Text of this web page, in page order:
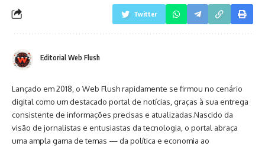
Twitter
Editorial Web Flush
Lançado em 2018, o Web Flush rapidamente se firmou no cenário
digital como um destacado portal de notícias, graças à sua entrega
consistente de informações precisas e atualizadas.Nascido da
visão de jornalistas e entusiastas da tecnologia, o portal abraça
uma ampla gama de temas — da política e economia ao